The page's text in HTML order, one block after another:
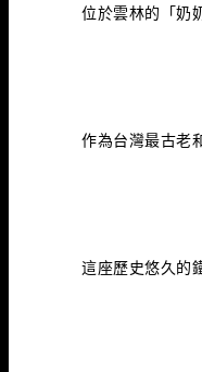
位於雲林的「奶
作為台灣最古老
這座歷史悠久的